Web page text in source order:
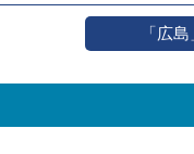
「広